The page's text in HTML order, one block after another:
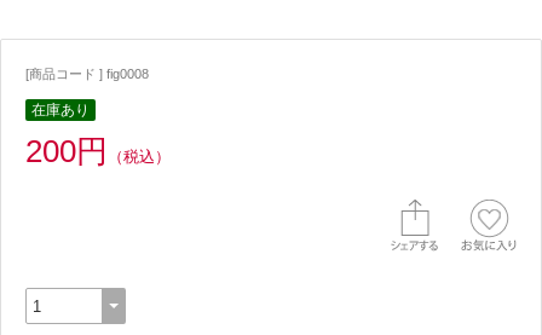
[商品コード ] fig0008
在庫あり
200円 （税込）